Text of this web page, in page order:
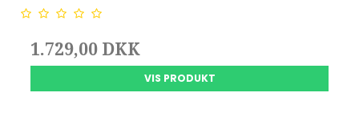
1.729,00 DKK
VIS PRODUKT